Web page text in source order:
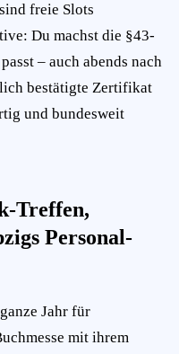
freie Slots
Du machst die §43-
– auch abends nach
bestätigte Zertifikat
und bundesweit
Treffen,
Personal-
Jahr für
mit ihrem